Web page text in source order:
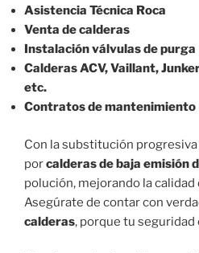
Asistencia Técnica Roca
Venta de calderas
Instalación válvulas de purga
Calderas ACV, Vaillant,
etc.
Contratos de mantenimiento
Con la substitución
porcalderas de baja emisión
polución, mejorando la calidad
Asegúrate de contar con
calderas, porque tu seguridad